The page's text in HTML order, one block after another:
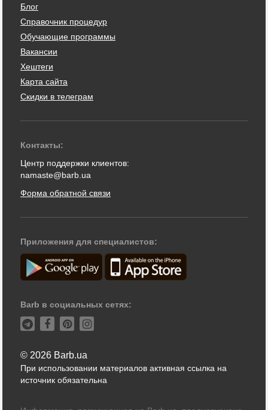
Блог
Справочник процедур
Обучающие программы
Вакансии
Хештеги
Карта сайта
Скидки в телеграм
Контакты:
Центр поддержки клиентов:
namaste@barb.ua
Форма обратной связи
Приложения для специалистов:
Barb в социальных сетях:
© 2026 Barb.ua
При использовании материалов активная ссылка на
источник обязательна